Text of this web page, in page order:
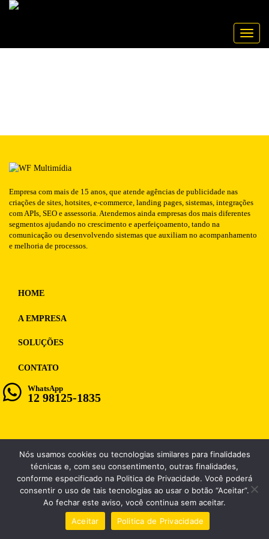
Empresa com mais de 15 anos, que atende agências de publicidade nas
criações de sites, hotsites, e-commerce, landing pages, sistemas, integrações
com APIs, SEO e assessoria. Atendemos ainda empresas dos mais diferentes
segmentos ajudando no crescimento e aperfeiçoamento, tando na
comunicação ou desenvolvendo sistemas que auxiliam no acompanhamento
e melhoria de processos.
HOME
A EMPRESA
SOLUÇÕES
CONTATO
WhatsApp
12 98125-1835
WF MULTIMIDIA, CNPJ: 12.028.859/0001-98
Nós usamos cookies ou tecnologias similares para finalidades
técnicas e, com seu consentimento, outras finalidades,
conforme especificado na Politica de Privacidade. Você poderá
consentir o uso de tais tecnologias ao usar o botão “Aceitar”.
Ao fechar este aviso, você continua sem aceitar.
Aceitar
Politica de Privacidade